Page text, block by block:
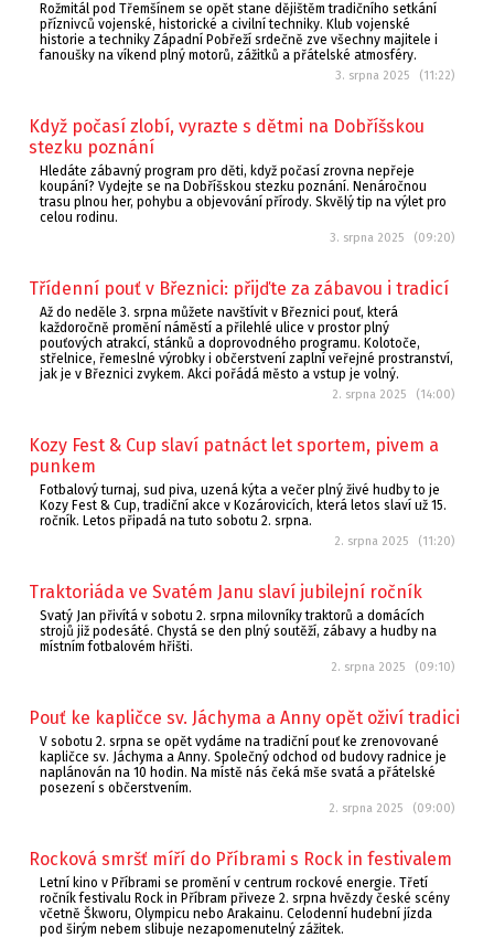
Rožmitál pod Třemšínem se opět stane dějištěm tradičního setkání
příznivců vojenské, historické a civilní techniky. Klub vojenské
historie a techniky Západní Pobřeží srdečně zve všechny majitele i
fanoušky na víkend plný motorů, zážitků a přátelské atmosféry.
3. srpna 2025 (11:22)
Když počasí zlobí, vyrazte s dětmi na Dobříšskou
stezku poznání
Hledáte zábavný program pro děti, když počasí zrovna nepřeje
koupání? Vydejte se na Dobříšskou stezku poznání. Nenáročnou
trasu plnou her, pohybu a objevování přírody. Skvělý tip na výlet pro
celou rodinu.
3. srpna 2025 (09:20)
Třídenní pouť v Březnici: přijďte za zábavou i tradicí
Až do neděle 3. srpna můžete navštívit v Březnici pouť, která
každoročně promění náměstí a přilehlé ulice v prostor plný
pouťových atrakcí, stánků a doprovodného programu. Kolotoče,
střelnice, řemeslné výrobky i občerstvení zaplní veřejné prostranství,
jak je v Březnici zvykem. Akci pořádá město a vstup je volný.
2. srpna 2025 (14:00)
Kozy Fest & Cup slaví patnáct let sportem, pivem a
punkem
Fotbalový turnaj, sud piva, uzená kýta a večer plný živé hudby to je
Kozy Fest & Cup, tradiční akce v Kozárovicích, která letos slaví už 15.
ročník. Letos připadá na tuto sobotu 2. srpna.
2. srpna 2025 (11:20)
Traktoriáda ve Svatém Janu slaví jubilejní ročník
Svatý Jan přivítá v sobotu 2. srpna milovníky traktorů a domácích
strojů již podesáté. Chystá se den plný soutěží, zábavy a hudby na
místním fotbalovém hřišti.
2. srpna 2025 (09:10)
Pouť ke kapličce sv. Jáchyma a Anny opět oživí tradici
V sobotu 2. srpna se opět vydáme na tradiční pouť ke zrenovované
kapličce sv. Jáchyma a Anny. Společný odchod od budovy radnice je
naplánován na 10 hodin. Na místě nás čeká mše svatá a přátelské
posezení s občerstvením.
2. srpna 2025 (09:00)
Rocková smršť míří do Příbrami s Rock in festivalem
Letní kino v Příbrami se promění v centrum rockové energie. Třetí
ročník festivalu Rock in Příbram přiveze 2. srpna hvězdy české scény
včetně Škworu, Olympicu nebo Arakainu. Celodenní hudební jízda
pod širým nebem slibuje nezapomenutelný zážitek.